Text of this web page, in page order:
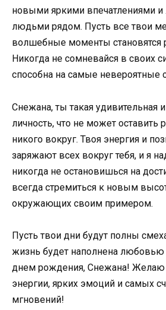
новыми яркими впечатлениями
людьми рядом. Пусть все твои
волшебные моменты становятся
Никогда не сомневайся в своих
способна на самые невероятные
Снежана, ты такая удивительная
личность, что не может
никого вокруг. Твоя энергия и
заряжают всех вокруг тебя, и я
никогда не остановишься на
всегда стремиться к новым
окружающих своим примером.
Пусть твои дни будут полны
жизнь будет наполнена любовью
днем рождения, Снежана! Желаю
энергии, ярких эмоций и самых
мгновений!